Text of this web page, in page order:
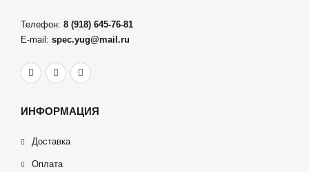
Телефон: 8 (918) 645-76-81
E-mail: spec.yug@mail.ru
ИНФОРМАЦИЯ
Доставка
Оплата